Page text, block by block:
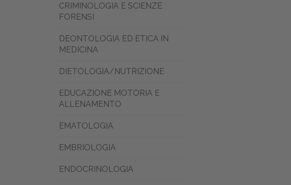
CRIMINOLOGIA E SCIENZE
FORENSI
DEONTOLOGIA ED ETICA IN
MEDICINA
DIETOLOGIA/NUTRIZIONE
EDUCAZIONE MOTORIA E
ALLENAMENTO
EMATOLOGIA
EMBRIOLOGIA
ENDOCRINOLOGIA